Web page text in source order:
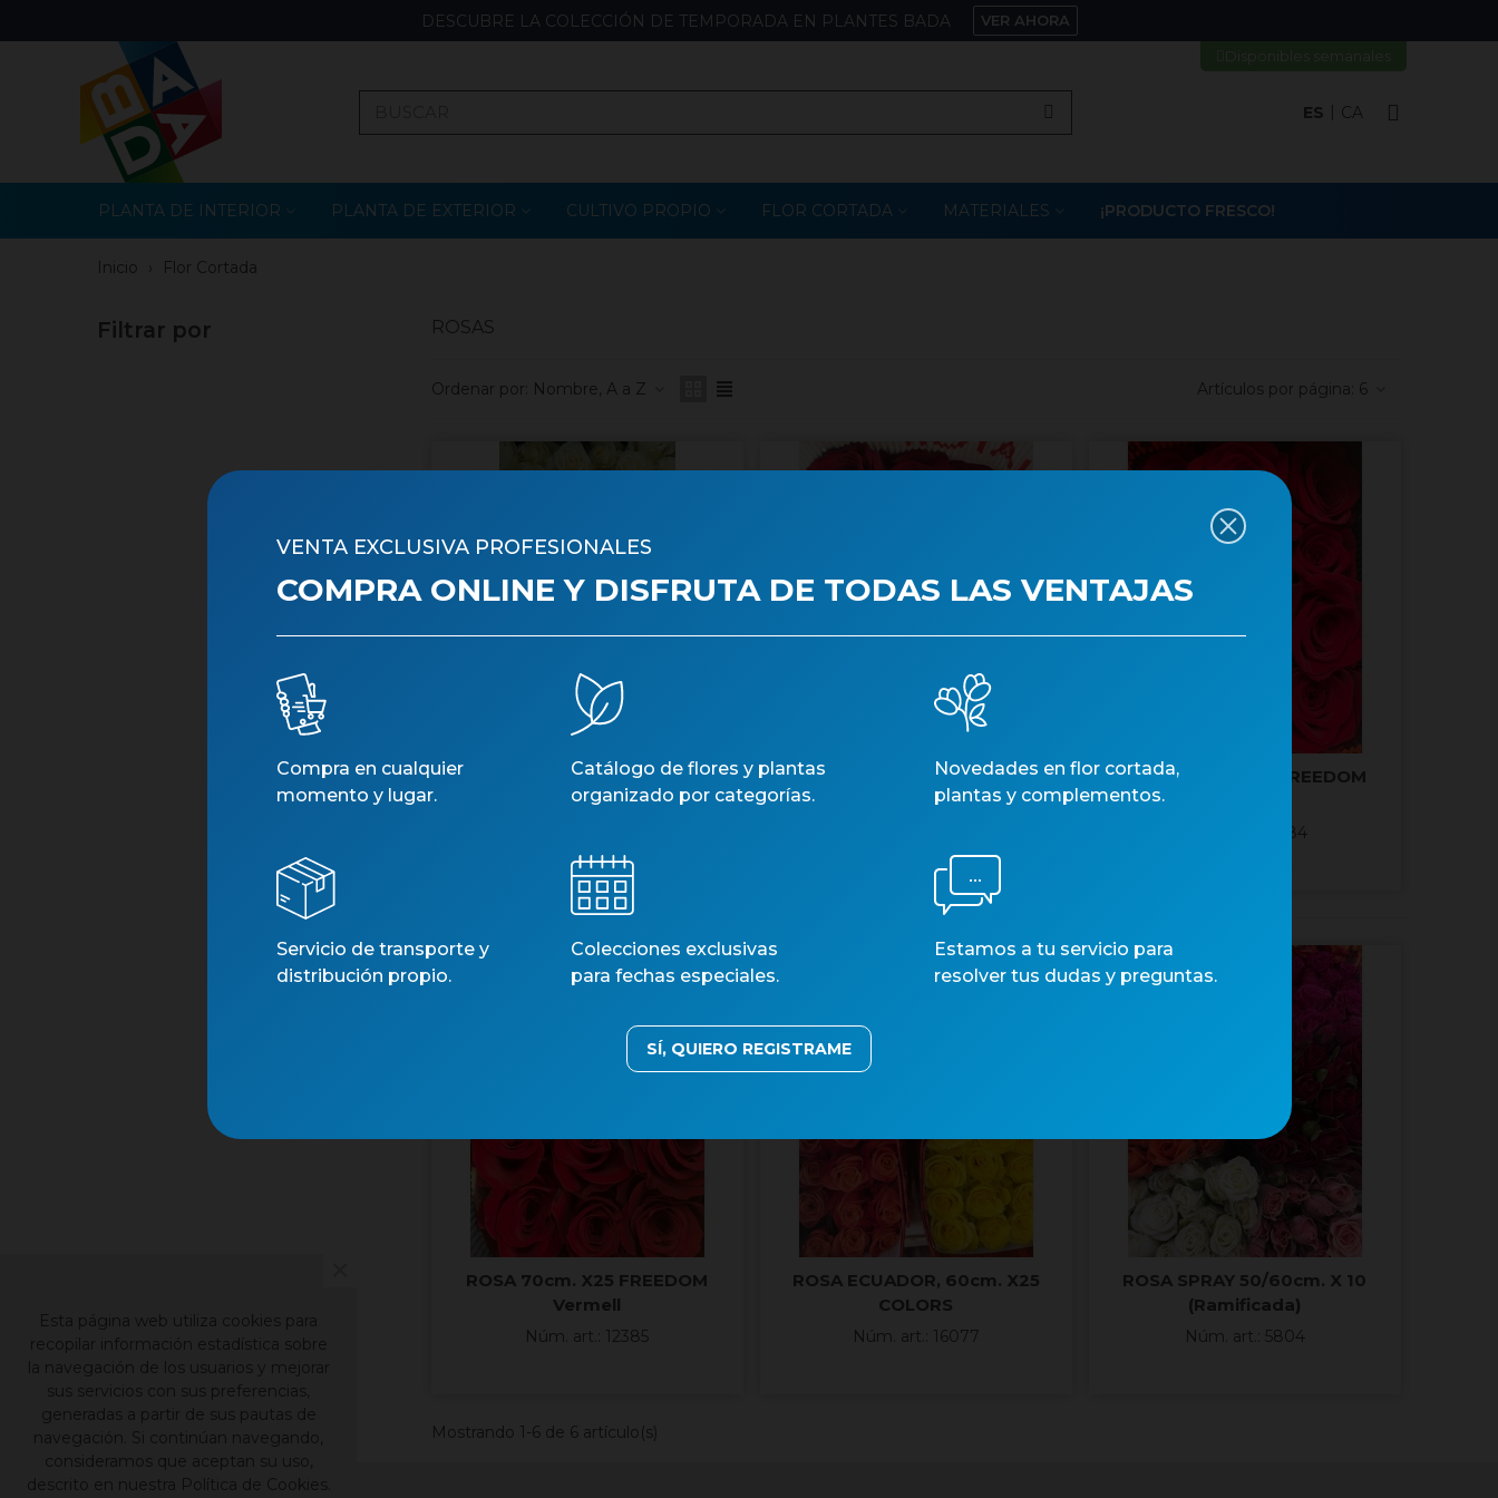
DESCUBRE LA COLECCIÓN DE TEMPORADA EN PLANTES BADA
VER AHORA
ES CA
PLANTA DE INTERIOR PLANTA DE EXTERIOR CULTIVO PROPIO FLOR CORTADA MATERIALES ¡PRODUCTO FRESCO!
Inicio Flor Cortada
Filtrar por ROSAS
Ordenar por: Nombre, A a Z Artículos por página: 6
FLOR, ROSA HO. DOLOMITI
70cm, Paq.x10 Blanca
ROSA 50cm. X25 FREEDOM
Vermell
ROSA 60cm. X25 FREEDOM
Núm. art.: 12384
ROSA 70cm. X25 FREEDOM
Vermell
Núm. art.: 12385
ROSA ECUADOR, 60cm. X25
COLORS
Núm. art.: 16077
ROSA SPRAY 50/60cm. X 10
(ramificada)
Núm. art.: 5804
Mostrando 1-6 de 6 artículo(s)
Esta página web utiliza cookies para
recopilar información estadística sobre
la navegación de los usuarios y mejorar
sus servicios con sus preferencias,
generadas a partir de sus pautas de
navegación. Si continúan navegando,
consideramos que aceptan su uso,
descrito en nuestra Política de Cookies.
VENTA EXCLUSIVA PROFESIONALES
COMPRA ONLINE Y DISFRUTA DE TODAS LAS VENTAJAS
Compra en cualquier
momento y lugar.
Catálogo de flores y plantas
organizado por categorías.
Novedades en flor cortada,
plantas y complementos.
Servicio de transporte y
distribución propio.
Colecciones exclusivas
para fechas especiales.
Estamos a tu servicio para
resolver tus dudas y preguntas.
SÍ, QUIERO REGISTRAME